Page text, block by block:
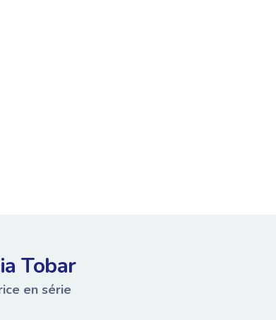
Tobar
en série